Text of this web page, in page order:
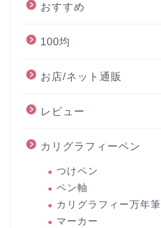
おすすめ
100均
お店/ネット通販
レビュー
カリグラフィーペン
つけペン
ペン軸
カリグラフィー万年筆
マーカー